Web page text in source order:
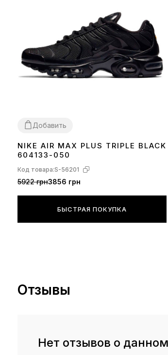
Добавить
3637 38 39 404142 434445
NIKE AIR MAX PLUS TRIPLE BLACK
604133-050
Код товара:S-56201
5922 грн3856 грн
БЫСТРАЯ ПОКУПКА
Отзывы
Нет отзывов о